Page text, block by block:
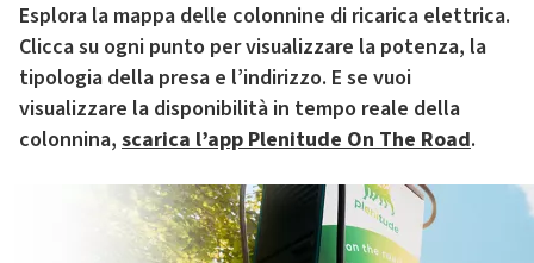
Esplora la mappa delle colonnine di ricarica elettrica.
Clicca su ogni punto per visualizzare la potenza, la
tipologia della presa e l’indirizzo. E se vuoi
visualizzare la disponibilità in tempo reale della
colonnina, scarica l’app Plenitude On The Road.